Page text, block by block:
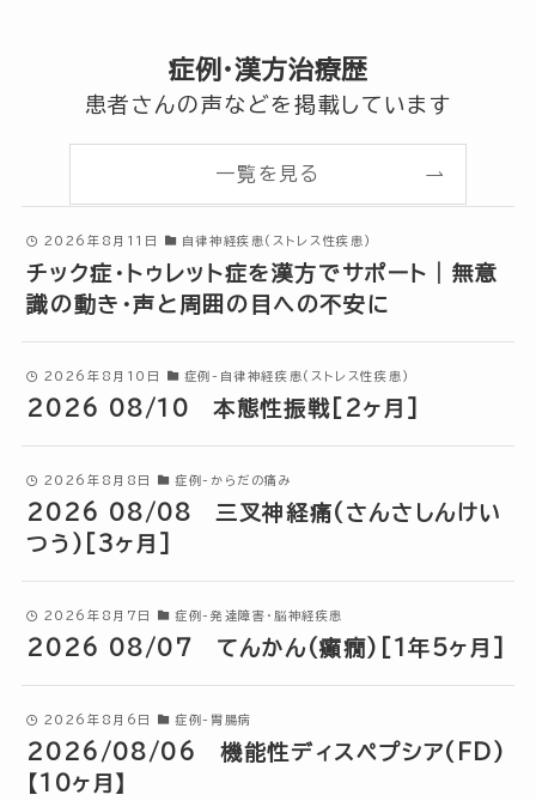
症例・漢方治療歴
患者さんの声などを掲載しています
一覧を見る
2026年8月11日 自律神経疾患(ストレス性疾患)
チック症・トゥレット症を漢方でサポート｜無意
識の動き・声と周囲の目への不安に
2026年8月10日 症例-自律神経疾患(ストレス性疾患)
2026 08/10 本態性振戦[2ヶ月]
2026年8月8日 症例-からだの痛み
2026 08/08 三叉神経痛(さんさしんけい
つう)[3ヶ月]
2026年8月7日 症例-発達障害・脳神経疾患
2026 08/07 てんかん(癲癇)[1年5ヶ月]
2026年8月6日 症例-胃腸病
2026/08/06 機能性ディスペプシア(FD)
【10ヶ月】